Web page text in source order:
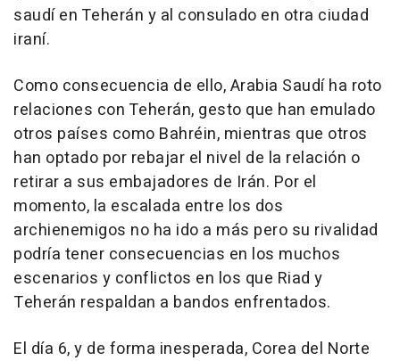
saudí en Teherán y al consulado en otra ciudad
iraní.
Como consecuencia de ello, Arabia Saudí ha roto
relaciones con Teherán, gesto que han emulado
otros países como Bahréin, mientras que otros
han optado por rebajar el nivel de la relación o
retirar a sus embajadores de Irán. Por el
momento, la escalada entre los dos
archienemigos no ha ido a más pero su rivalidad
podría tener consecuencias en los muchos
escenarios y conflictos en los que Riad y
Teherán respaldan a bandos enfrentados.
El día 6, y de forma inesperada, Corea del Norte